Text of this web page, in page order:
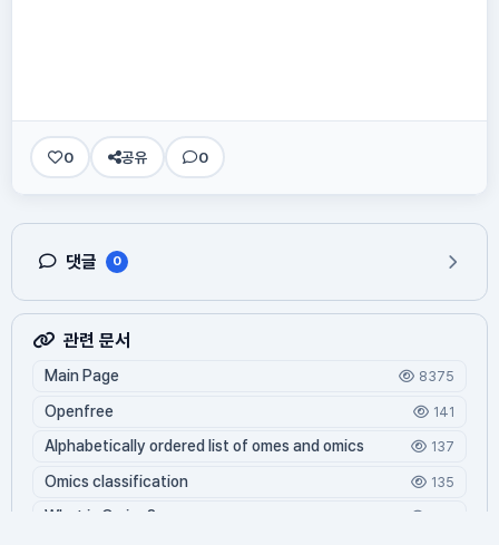
0 공유 0
댓글 0
관련 문서
Main Page 8375
Openfree 141
Alphabetically ordered list of omes and omics 137
Omics classification 135
What is Oming?